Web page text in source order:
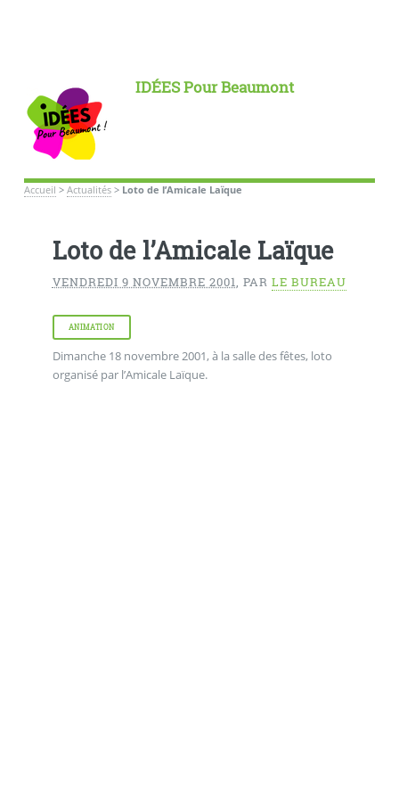
IDÉES Pour Beaumont
Accueil > Actualités> Loto de l’Amicale Laïque
Loto de l’Amicale Laïque
VENDREDI 9 NOVEMBRE 2001, PAR LE BUREAU
ANIMATION
Dimanche 18 novembre 2001, à la salle des fêtes, loto
organisé par l’Amicale Laïque.